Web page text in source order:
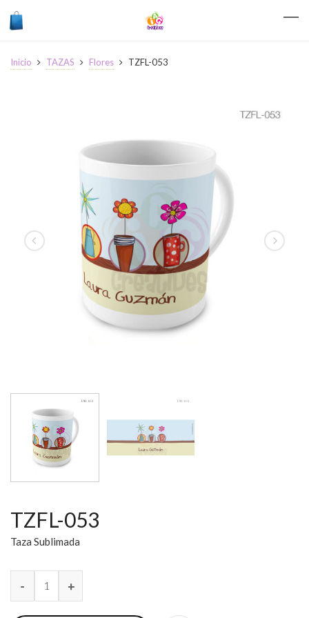
Inicio TAZAS Flores TZFL-053
TZFL-053
Taza Sublimada